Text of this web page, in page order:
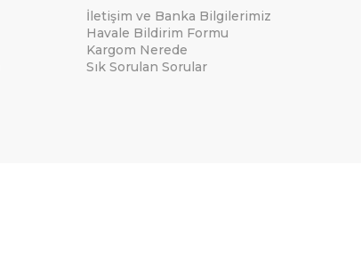
İletişim ve Banka Bilgilerimiz
Havale Bildirim Formu
Kargom Nerede
Sık Sorulan Sorular